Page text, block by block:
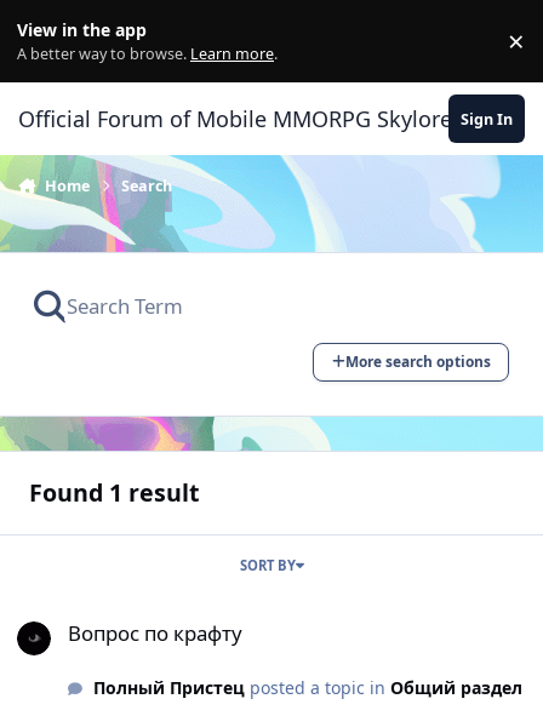
View in the app
A better way to browse. Learn more. ×
Official Forum of Mobile MMORPG Skylore Sign In
Home Search
More search options
Found 1 result
SORT BY
Вопрос по крафту
Полный Пристецposted a topic in Общий раздел